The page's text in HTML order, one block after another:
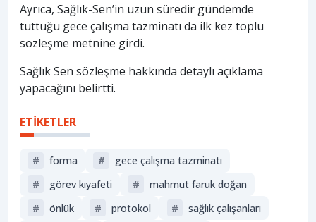
Ayrıca, Sağlık-Sen’in uzun süredir gündemde
tuttuğu gece çalışma tazminatı da ilk kez toplu
sözleşme metnine girdi.
Sağlık Sen sözleşme hakkında detaylı açıklama
yapacağını belirtti.
ETİKETLER
# forma #
gece çalışma tazminatı
#
görev kıyafeti #
mahmut faruk doğan
#
önlük # protokol #
sağlık çalışanları